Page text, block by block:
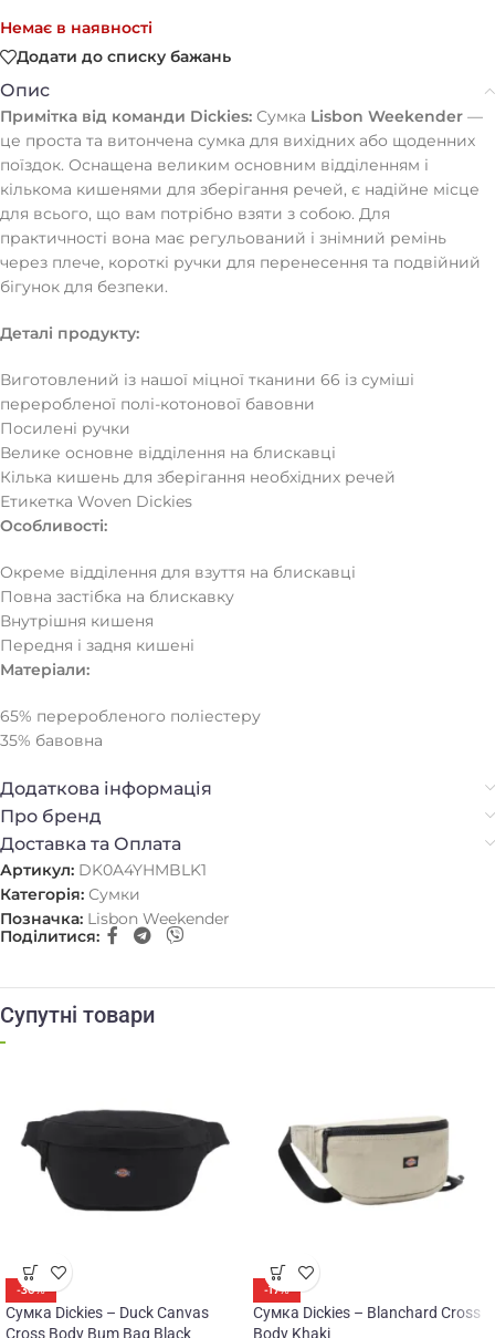
Немає в наявності
Додати до списку бажань
Опис
Примітка від команди Dickies: Сумка Lisbon Weekender —
це проста та витончена сумка для вихідних або щоденних
поїздок. Оснащена великим основним відділенням і
кількома кишенями для зберігання речей, є надійне місце
для всього, що вам потрібно взяти з собою. Для
практичності вона має регульований і знімний ремінь
через плече, короткі ручки для перенесення та подвійний
бігунок для безпеки.
Деталі продукту:
Виготовлений із нашої міцної тканини 66 із суміші
переробленої полі-котонової бавовни
Посилені ручки
Велике основне відділення на блискавці
Кілька кишень для зберігання необхідних речей
Етикетка Woven Dickies
Особливості:
Окреме відділення для взуття на блискавці
Повна застібка на блискавку
Внутрішня кишеня
Передня і задня кишені
Матеріали:
65% переробленого поліестеру
35% бавовна
Додаткова інформація
Про бренд
Доставка та Оплата
Артикул: DK0A4YHMBLK1
Категорія: Сумки
Позначка: Lisbon Weekender
Поділитися:
Супутні товари
-30%
Сумка Dickies – Duck Canvas
Cross Body Bum Bag Black
-17%
Сумка Dickies – Blanchard Cross
Body Khaki